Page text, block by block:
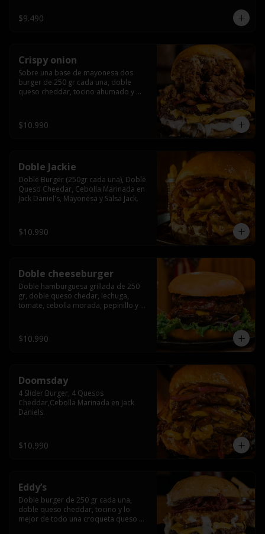
$9.490
Crispy onion
Sobre una base de mayonesa dos
burger de 250 gr cada una, doble
queso cheddar, tocino ahumado y
$10.990
Doble Jackie
Doble Burger (250gr cada una), Doble
Queso Cheedar, Cebolla Marinada en
Jack Daniel's, Mayonesa y Salsa Jack.
$10.990
Doble cheeseburger
Doble hamburguesa grillada de 250
gr, doble queso chedar, lechuga,
tomate, cebolla morada, pepinillo y
$10.990
Doomsday
4 Slider Burger, 4 Quesos
Cheddar,Cebolla Marinada en Jack
Daniels.
$10.990
Eddy’s
Doble burger de 250 gr cada una,
doble queso cheddar, tocino y lo
mejor de todo una croqueta queso